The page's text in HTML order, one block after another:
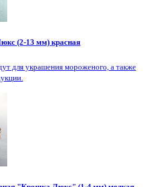
(2-13 мм) красная
для украшения мороженого, а также